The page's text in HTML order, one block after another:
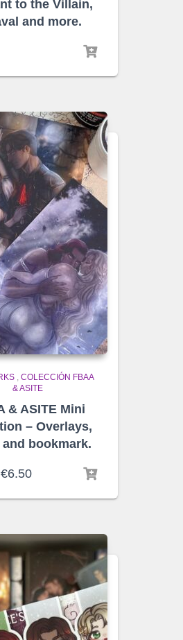
to the Villain,
and more.
, COLECCIÓN FBAA
& ASITE
& ASITE Mini
– Overlays,
bookmark.
€6.50Rango
precios:
€2.50
hasta
€6.50